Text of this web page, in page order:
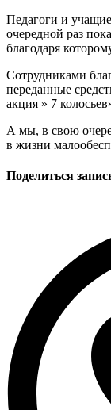
Педагоги и
очередной раз
благодаря
Сотрудниками
переданные
акция » 7
А мы, в свою
в жизни
Поделиться